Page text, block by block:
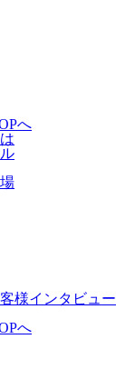
へ
様インタビュー
へ